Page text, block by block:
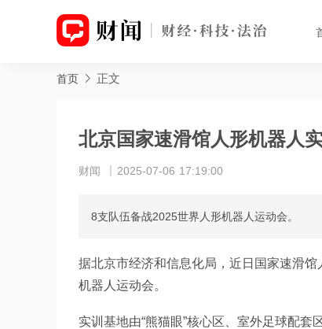
首页 正文
北京国家速滑馆人形机器人
财闻 2025-07-06 17:19:00
8支队伍备战2025世界人形机器人运动会。
据北京市经济和信息化局，近日国家速滑
机器人运动会。
实训基地由“熊猫眼”核心区、室外足球配